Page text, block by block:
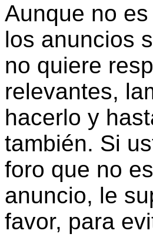
Aunque no
los anuncios
no quiere
relevantes,
hacerlo y
también. Si
foro que no
anuncio, le
favor, para